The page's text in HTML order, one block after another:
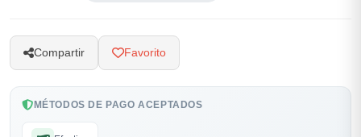
Compartir Favorito
MÉTODOS DE PAGO ACEPTADOS